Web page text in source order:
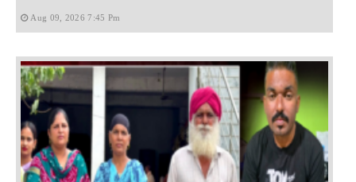
Aug 09, 2026 7:45 Pm